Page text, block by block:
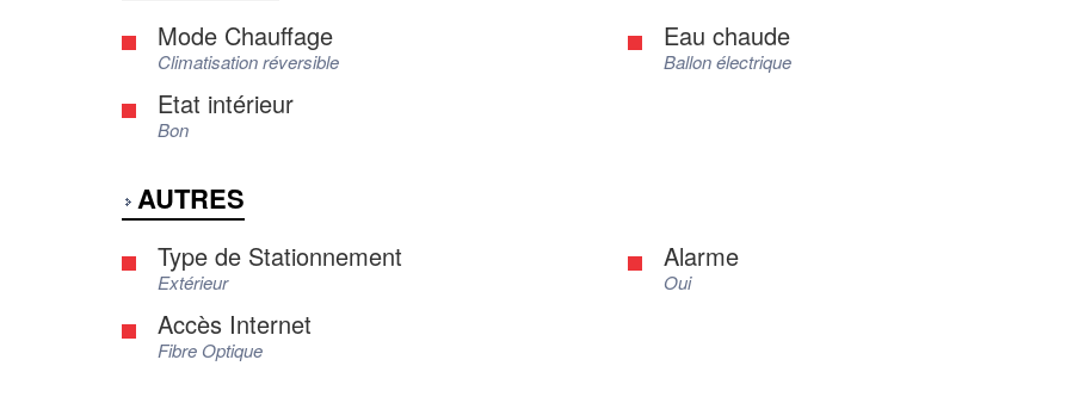
Mode Chauffage
Climatisation réversible
Eau chaude
Ballon électrique
Etat intérieur
Bon
AUTRES
Type de Stationnement
Extérieur
Alarme
Oui
Accès Internet
Fibre Optique